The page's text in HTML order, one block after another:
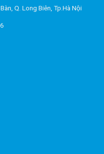
Q. Long Biên, Tp.Hà Nội